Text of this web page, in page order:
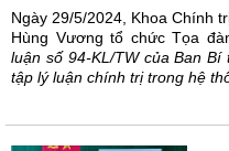
Ngày 29/5/2024, Khoa Chính
Hùng Vương tổ chức Tọa
luận số 94-KL/TW của Ban
tập lý luận chính trị trong hệ